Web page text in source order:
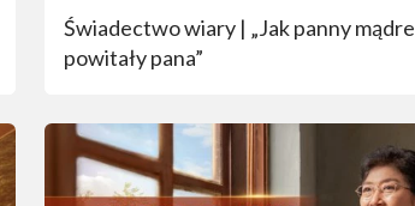
Świadectwo wiary | „Jak panny mądre
powitały pana”